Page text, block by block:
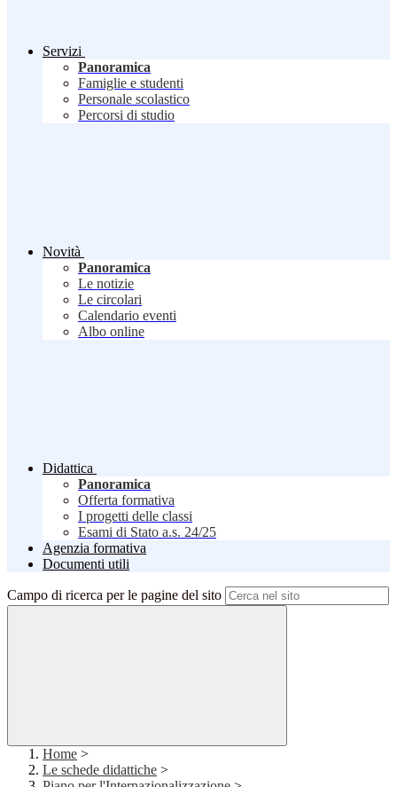
Servizi
Panoramica
Famiglie e studenti
Personale scolastico
Percorsi di studio
Novità
Panoramica
Le notizie
Le circolari
Calendario eventi
Albo online
Didattica
Panoramica
Offerta formativa
I progetti delle classi
Esami di Stato a.s. 24/25
Agenzia formativa
Documenti utili
Campo di ricerca per le pagine del sito
Home >
Le schede didattiche >